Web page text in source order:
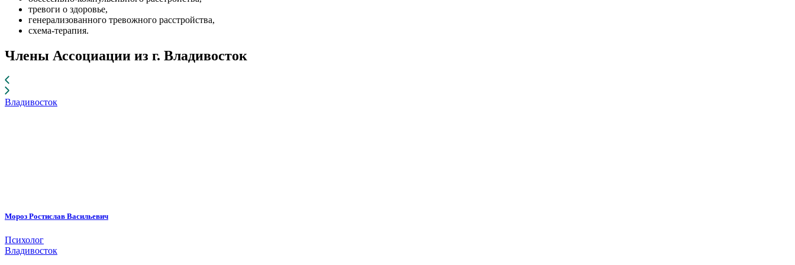
тревоги о здоровье,
генерализованного тревожного расстройства,
схема-терапия.
Члены Ассоциации из г. Владивосток
Владивосток
Мороз Ростислав Васильевич
Психолог
Владивосток